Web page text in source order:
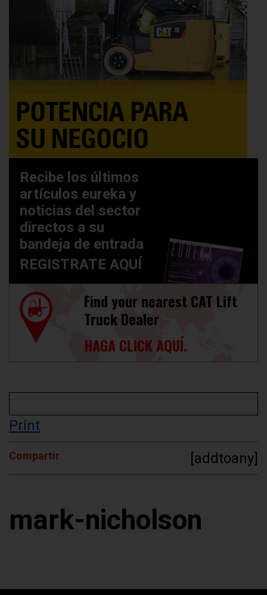
Recibe los últimos
artículos eureka y
noticias del sector
directos a su
bandeja de entrada
REGISTRATE AQUÍ
Find your nearest CAT Lift
Truck Dealer
HAGA CLICK AQUÍ.
Print
Compartir [addtoany]
mark-nicholson